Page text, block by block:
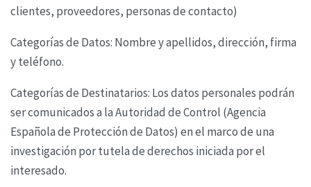
clientes, proveedores, personas decontacto)
Categorías de Datos: Nombre y apellidos, dirección, firma
y teléfono.
Categorías de Destinatarios: Los datos personales podrán
ser comunicados a la Autoridad deControl (Agencia
Española de Protección de Datos) en el marco de una
investigación por tutela dederechos iniciada por el
interesado.